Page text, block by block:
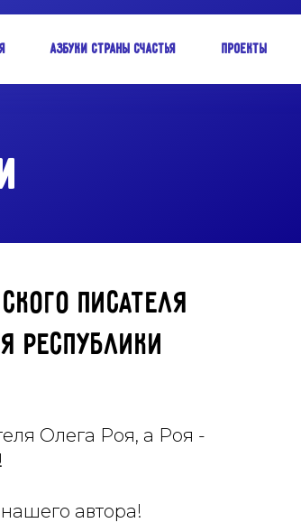
Азбуки Страны Счастья Проекты
писателя
Республики
Олега Роя, а Роя -
автора!